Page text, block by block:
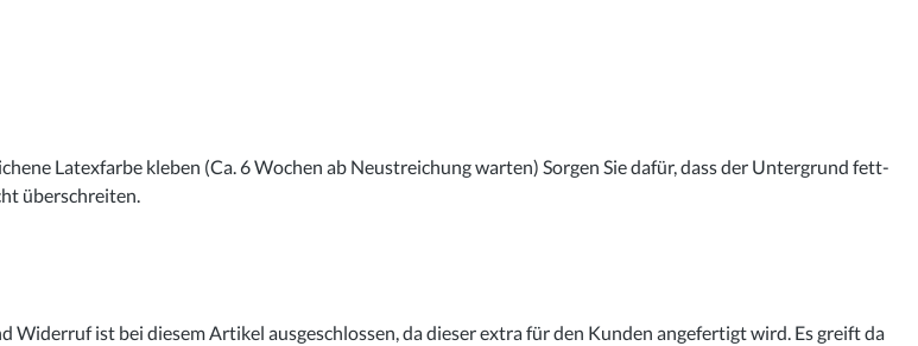
Latexfarbe kleben (Ca. 6 Wochen ab Neustreichung warten) Sorgen Sie dafür, dass der Untergrund fett-
überschreiten.
ist bei diesem Artikel ausgeschlossen, da dieser extra für den Kunden angefertigt wird. Es greift da